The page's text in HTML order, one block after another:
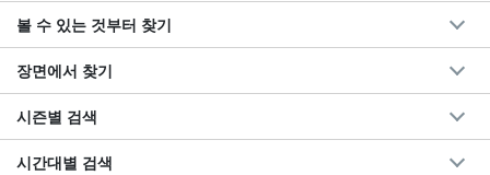
여름 특별 SALE【이시가키지마/약2.5시간】당일 예약
OK! 이시가키지마 최장☆국가지정 천연기념물 '미야라
강' 맹그로브 SUP 투어★＜사진 무료&송영 포함＞
14,500엔→ 7,900円
볼 수 있는 것부터 찾기
장면에서 찾기
시즌별 검색
시간대별 검색